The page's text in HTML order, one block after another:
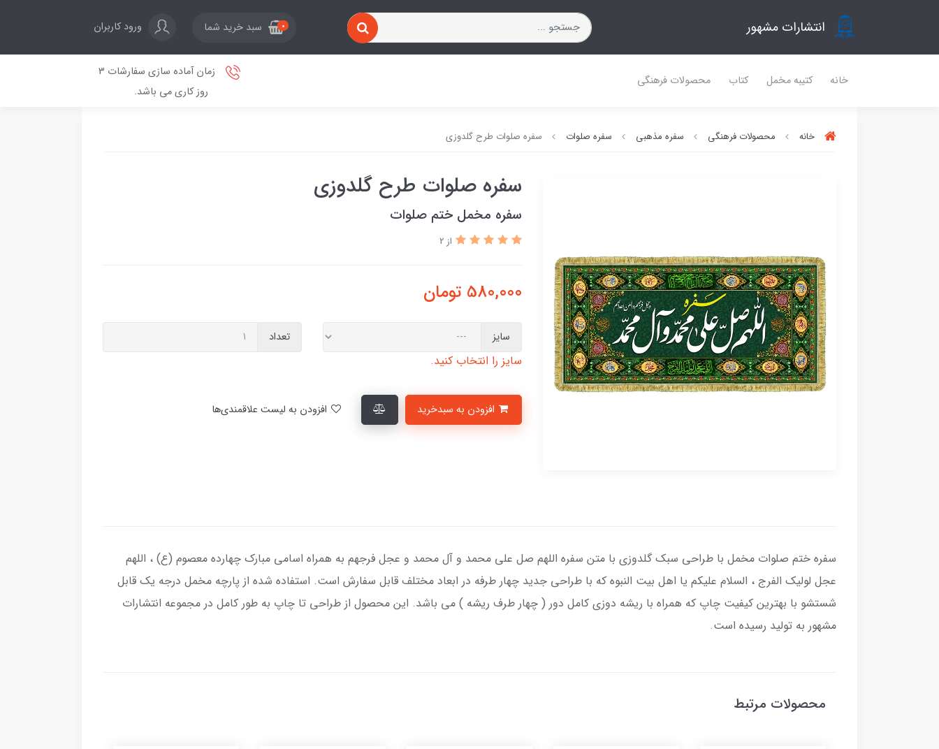
انتشارات مشهور 0 سبد خرید شما ورود کاربران
خانه کتیبه مخمل کتاب محصولات فرهنگی
زمان آماده سازی سفارشات 3
روز کاری می باشد.
خانه محصولات فرهنگی سفره مذهبی سفره صلوات سفره صلوات طرح گلدوزی
سفره صلوات طرح گلدوزی
سفره مخمل ختم صلوات
از 2
580,000 تومان
سایز
سایز را انتخاب کنید.
تعداد
سفره ختم صلوات مخمل با طراحی سبک گلدوزی با متن سفره اللهم صل علی محمد و آل محمد و عجل فرجهم به همراه اسامی مبارک چهارده معصوم (ع) ، اللهم
عجل لولیک الفرج ، السلام علیکم یا اهل بیت النبوه که با طراحی جدید چهار طرفه در ابعاد مختلف قابل سفارش است. استفاده شده از پارچه مخمل درجه یک قابل
شستشو با بهترین کیفیت چاپ که همراه با ریشه دوزی کامل دور ( چهار طرف ریشه ) می باشد. این محصول از طراحی تا چاپ به طور کامل در مجموعه انتشارات
مشهور به تولید رسیده است.
محصولات مرتبط